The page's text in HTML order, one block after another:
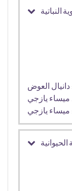
النباتية
دانيال العوض
ميساء يازجي
ميساء يازجي
الحيوانية